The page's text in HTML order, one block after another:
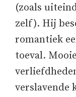
(zoals
zelf). Hij
romantiek
toeval.
verslavende